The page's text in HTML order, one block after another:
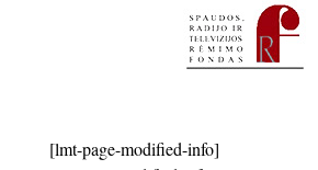
[lmt-page-modified-info]